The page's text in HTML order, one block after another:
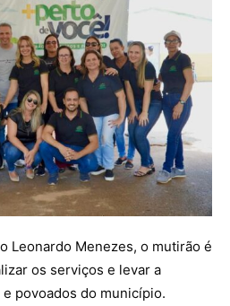
Leonardo Menezes, o mutirão é
os serviços e levar a
povoados do município.